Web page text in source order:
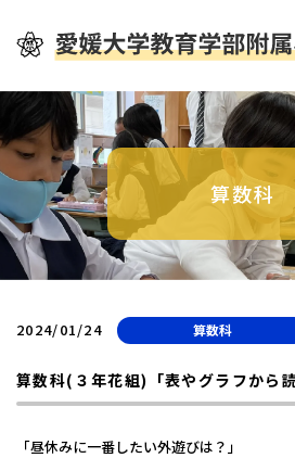
算数科
2024/01/24 算数科
算数科(３年花組)「表やグラフから
「昼休みに一番したい外遊びは？」